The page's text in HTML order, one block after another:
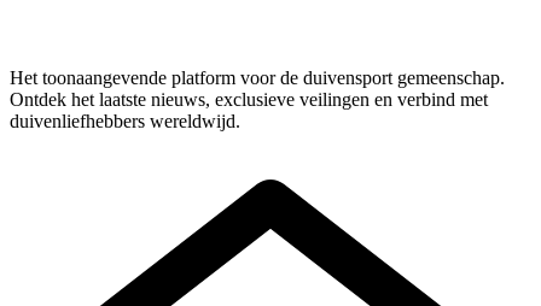
Het toonaangevende platform voor de duivensport gemeenschap.
Ontdek het laatste nieuws, exclusieve veilingen en verbind met
duivenliefhebbers wereldwijd.